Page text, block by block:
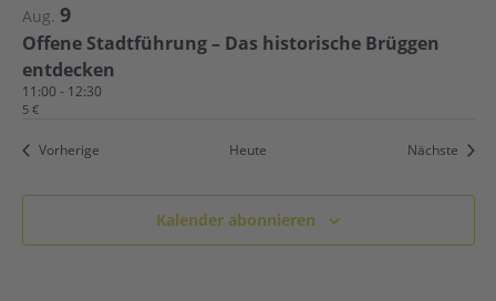
Aug. 9
Offene Stadtführung – Das historische Brüggen
entdecken
11:00 - 12:30
5 €
VorherigeVeranstaltungen Heute Nächste
Kalender abonnieren